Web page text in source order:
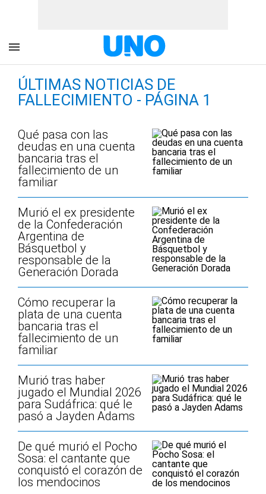
ÚLTIMAS NOTICIAS DE
FALLECIMIENTO - PÁGINA 1
Qué pasa con las
deudas en una cuenta
bancaria tras el
fallecimiento de un
familiar
Murió el ex presidente
de la Confederación
Argentina de
Básquetbol y
responsable de la
Generación Dorada
Cómo recuperar la
plata de una cuenta
bancaria tras el
fallecimiento de un
familiar
Murió tras haber
jugado el Mundial 2026
para Sudáfrica: qué le
pasó a Jayden Adams
De qué murió el Pocho
Sosa: el cantante que
conquistó el corazón de
los mendocinos